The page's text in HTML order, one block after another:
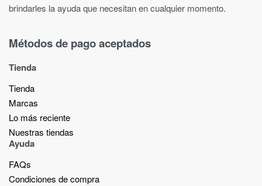
brindarles la ayuda que necesitan en cualquier momento.
Métodos de pago aceptados
Tienda
Tienda
Marcas
Lo más reciente​
Nuestras tiendas​
Ayuda
FAQs
Condiciones de compra